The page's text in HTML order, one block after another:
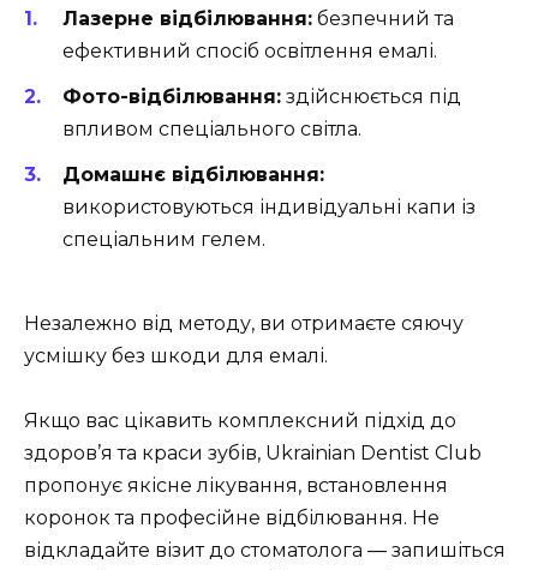
Лазерне відбілювання: безпечний та
ефективний спосіб освітлення емалі.
Фото-відбілювання: здійснюється під
впливом спеціального світла.
Домашнє відбілювання:
використовуються індивідуальні капи із
спеціальним гелем.
Незалежно від методу, ви отримаєте сяючу
усмішку без шкоди для емалі.
Якщо вас цікавить комплексний підхід до
здоров’я та краси зубів, Ukrainian Dentist Club
пропонує якісне лікування, встановлення
коронок та професійне відбілювання. Не
відкладайте візит до стоматолога ― запишіться